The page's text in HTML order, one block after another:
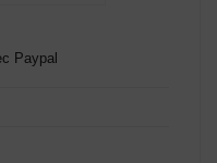
Paypal